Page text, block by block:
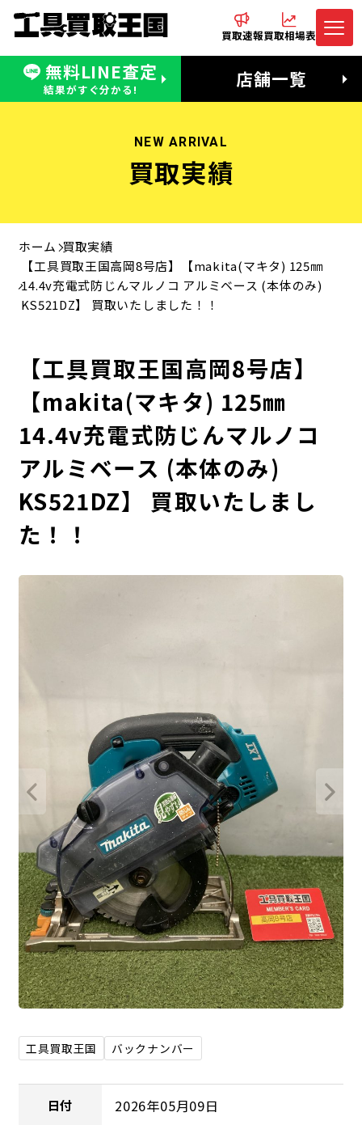
買取速報買取相場表
無料LINE査定
結果がすぐ分かる! 店舗一覧
無料LINE査定
受付：11:00〜19:00 木曜定休日
電話でお問合わせ
営業時間：11:00〜20:00
NEW ARRIVAL
買取実績
ホーム 買取実績
【工具買取王国高岡8号店】【makita(マキタ) 125㎜
14.4v充電式防じんマルノコ アルミベース (本体のみ)
KS521DZ】 買取いたしました！！
【工具買取王国高岡8号店】
【makita(マキタ) 125㎜
14.4v充電式防じんマルノコ
アルミベース (本体のみ)
KS521DZ】 買取いたしまし
た！！
工具買取王国 バックナンバー
日付 2026年05月09日